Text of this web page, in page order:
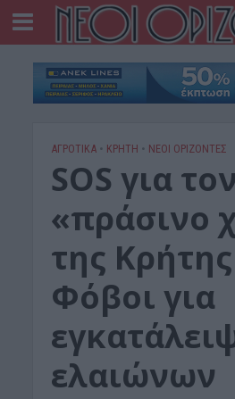
ΑΓΡΟΤΙΚΑ • ΚΡΗΤΗ • ΝΕΟΙ ΟΡΙΖΟΝΤΕΣ
SOS για τον
«πράσινο
της
Φόβοι για
ελαιώνων